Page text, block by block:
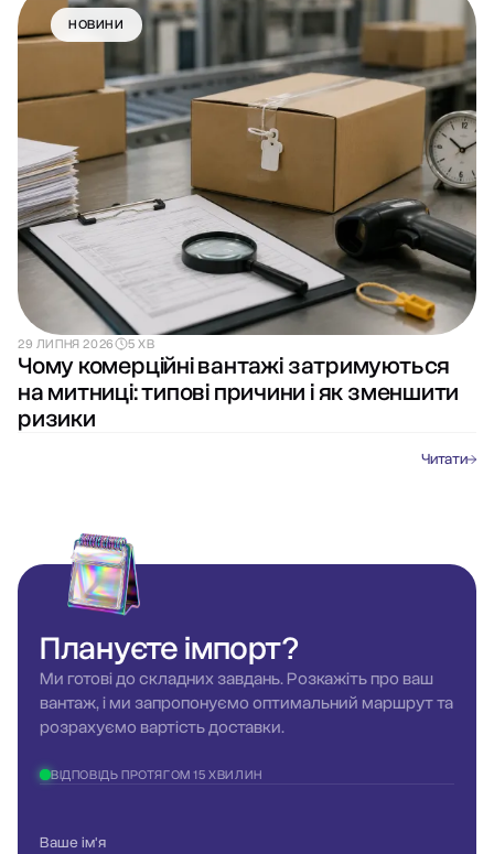
НОВИНИ
29 ЛИПНЯ 2026 5 ХВ
Чому комерційні вантажі затримуються
на митниці: типові причини і як зменшити
ризики
Читати
Плануєтеімпорт?
Ми готові до складних завдань. Розкажіть про ваш
вантаж, і ми запропонуємо оптимальний маршрут та
розрахуємо вартість доставки.
ВІДПОВІДЬ ПРОТЯГОМ 15 ХВИЛИН
Ваше ім'я